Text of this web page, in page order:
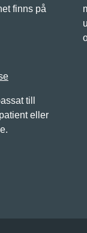
finns på
till
eller